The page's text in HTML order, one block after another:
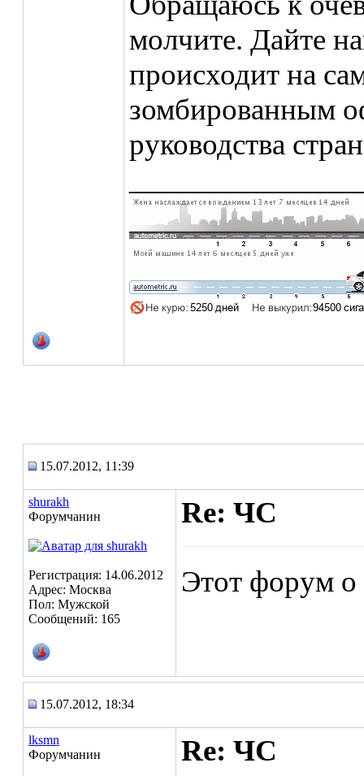
молчите. Дайте
происходит на
зомбированным
руководства
15.07.2012, 11:39
shurakh
Форумчанин
Регистрация: 14.06.2012
Адрес: Москва
Пол: Мужской
Сообщений: 165
Re: ЧС
Этот форум о
15.07.2012, 18:34
lksmn
Форумчанин
Re: ЧС